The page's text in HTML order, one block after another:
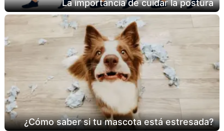
La importancia de cuidar la postura
¿Cómo saber si tu mascota está estresada?